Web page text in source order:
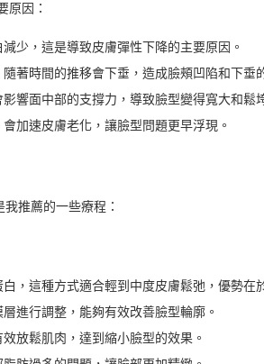
原因：
少，這是導致皮膚彈性下降的主要原因。
著時間的推移會下垂，造成臉頰凹陷和下垂
響面中部的支撐力，導致臉型變得寬大和鬆
加速皮膚老化，讓臉型問題更早浮現。
推薦的一些療程：
，這種方式適合輕到中度皮膚鬆弛，優勢在
進行調整，能夠有效改善臉型輪廓。
放鬆肌肉，達到縮小臉型的效果。